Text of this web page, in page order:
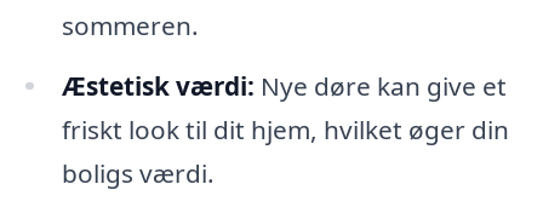
sommeren.
Æstetisk værdi: Nye døre kan give et
friskt look til dit hjem, hvilket øger din
boligs værdi.